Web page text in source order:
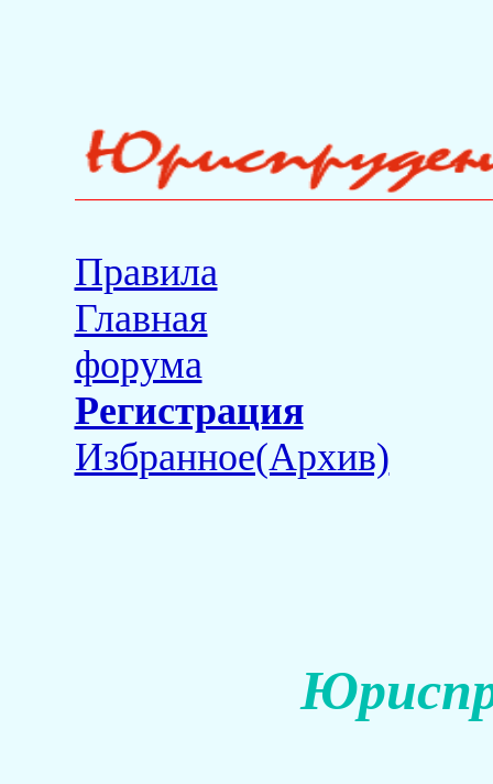
Правила
Главная
форума
Регистрация
Избранное(Архив)